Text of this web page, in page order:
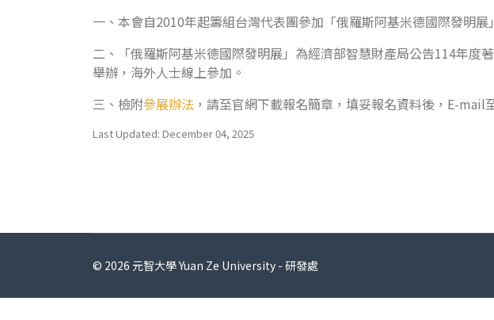
一、本會自2010年起籌組台灣代表團參加「俄羅斯阿基米德國際發明
二、「俄羅斯阿基米德國際發明展」為經濟部智慧財產局公告114年
舉辦，海外人士線上參加。
三、檢附參展辦法 ，請至官網下載報名簡章，填妥報名資料後，E-mail
Last Updated: December 04, 2025
© 2026 元智大學 Yuan Ze University - 研發處